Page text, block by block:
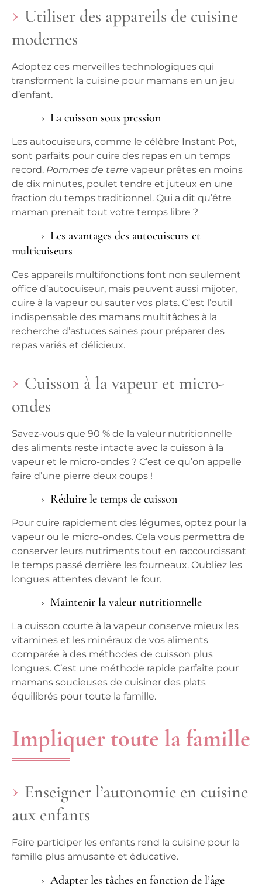
Utiliser des appareils de cuisine
modernes
Adoptez ces merveilles technologiques qui
transforment la cuisine pour mamans en un jeu
d’enfant.
La cuisson sous pression
Les autocuiseurs, comme le célèbre Instant Pot,
sont parfaits pour cuire des repas en un temps
record. Pommes de terre vapeur prêtes en moins
de dix minutes, poulet tendre et juteux en une
fraction du temps traditionnel. Qui a dit qu’être
maman prenait tout votre temps libre ?
Les avantages des autocuiseurs et
multicuiseurs
Ces appareils multifonctions font non seulement
office d’autocuiseur, mais peuvent aussi mijoter,
cuire à la vapeur ou sauter vos plats. C’est l’outil
indispensable des mamans multitâches à la
recherche d’astuces saines pour préparer des
repas variés et délicieux.
Cuisson à la vapeur et micro-
ondes
Savez-vous que 90 % de la valeur nutritionnelle
des aliments reste intacte avec la cuisson à la
vapeur et le micro-ondes ? C’est ce qu’on appelle
faire d’une pierre deux coups !
Réduire le temps de cuisson
Pour cuire rapidement des légumes, optez pour la
vapeur ou le micro-ondes. Cela vous permettra de
conserver leurs nutriments tout en raccourcissant
le temps passé derrière les fourneaux. Oubliez les
longues attentes devant le four.
Maintenir la valeur nutritionnelle
La cuisson courte à la vapeur conserve mieux les
vitamines et les minéraux de vos aliments
comparée à des méthodes de cuisson plus
longues. C’est une méthode rapide parfaite pour
mamans soucieuses de cuisiner des plats
équilibrés pour toute la famille.
Impliquer toute la famille
Enseigner l’autonomie en cuisine
aux enfants
Faire participer les enfants rend la cuisine pour la
famille plus amusante et éducative.
Adapter les tâches en fonction de l’âge